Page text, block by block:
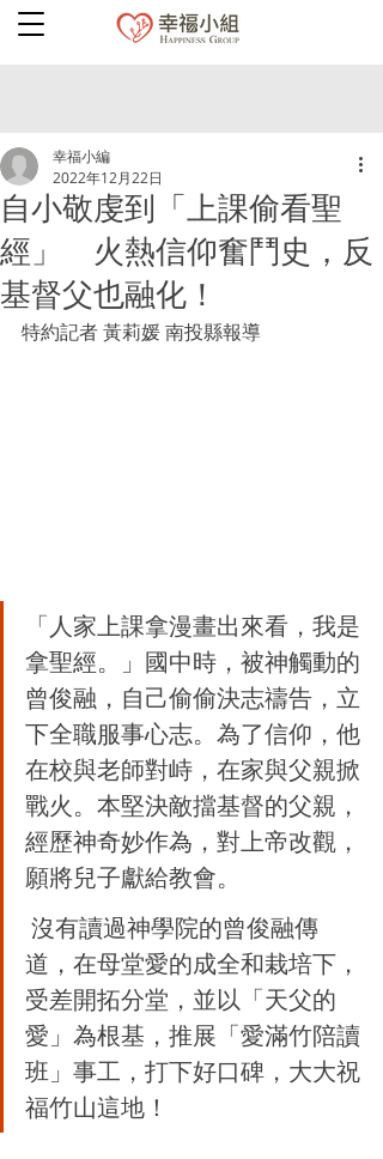
自小敬虔到「上課偷看聖
經」 火熱信仰奮鬥史，反
基督父也融化！
幸福小編
2022年12月22日
特約記者 黃莉媛 南投縣報導
「人家上課拿漫畫出來看，我是
拿聖經。」國中時，被神觸動的
曾俊融，自己偷偷決志禱告，立
下全職服事心志。為了信仰，他
在校與老師對峙，在家與父親掀
戰火。本堅決敵擋基督的父親，
經歷神奇妙作為，對上帝改觀，
願將兒子獻給教會。
道，在母堂愛的成全和栽培下，
受差開拓分堂，並以「天父的
愛」為根基，推展「愛滿竹陪讀
班」事工，打下好口碑，大大祝
福竹山這地！